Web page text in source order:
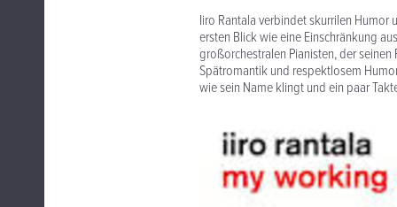
Iiro Rantala verbindet skurrilen Humor
ersten Blick wie eine Einschränkung
großorchestralen Pianisten, der
Spätromantik und respektlosem
wie sein Name klingt und ein paar